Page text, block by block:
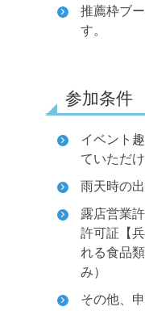
推薦枠ブ
す。
参加条件
イベント
ていただ
雨天時の
露店営業
許可証【
れる食品
み）
その他、